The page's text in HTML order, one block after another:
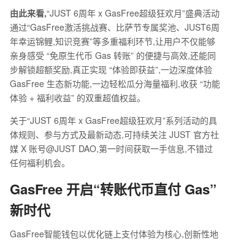
由此来看,“JUST 6周年 x GasFree超级狂欢月”盛典活动
通过“GasFree激活挑战赛、比萨节专属奖池、 JUST6周
年幸运锦鲤,知识竞赛”等多重福利环节,让用户不仅能够
亲身感受 “免原生代币 Gas 转账” 的便捷与高效,还能同
步解锁超额奖励,真正实现 “体验即获益”,一边深度体验
GasFree 生态新功能,一边轻松瓜分海量福利,收获 “功能
体验 + 福利收益” 的双重超值权益。
关于“JUST 6周年 x GasFree超级狂欢月”系列活动的具
体规则、参与方式及最新动态,可持续关注 JUST 官方社
媒 X 账号@JUST DAO,第一时间获取一手信息,不错过
任何福利机会。
GasFree 开启“转账代币直付 Gas”
新时代
GasFree智能钱包以优化链上支付体验为核心,创新性地